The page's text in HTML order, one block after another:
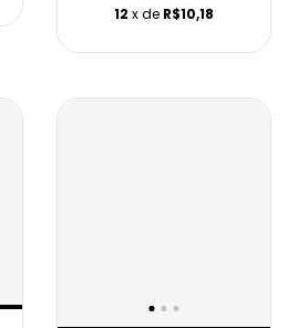
12 x de R$10,18